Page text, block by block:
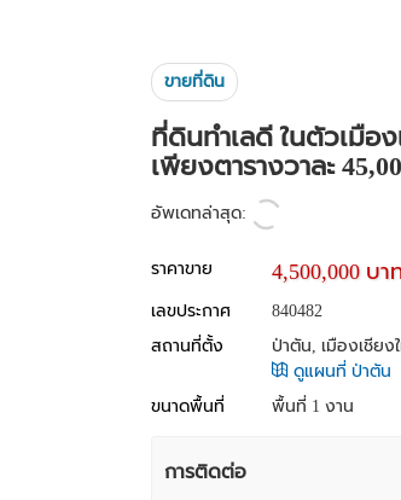
ขายที่ดิน
ที่ดินทำเลดี ในตัวเมือ
เพียงตารางวาละ
อัพเดทล่าสุด:
ราคาขาย 4,500,000 บา
เลขประกาศ
840482
สถานที่ตั้ง
ป่าตัน, เมืองเชียง
ดูแผนที่ ป่าตัน
ขนาดพื้นที่
พื้นที่ 1 งาน
การติดต่อ